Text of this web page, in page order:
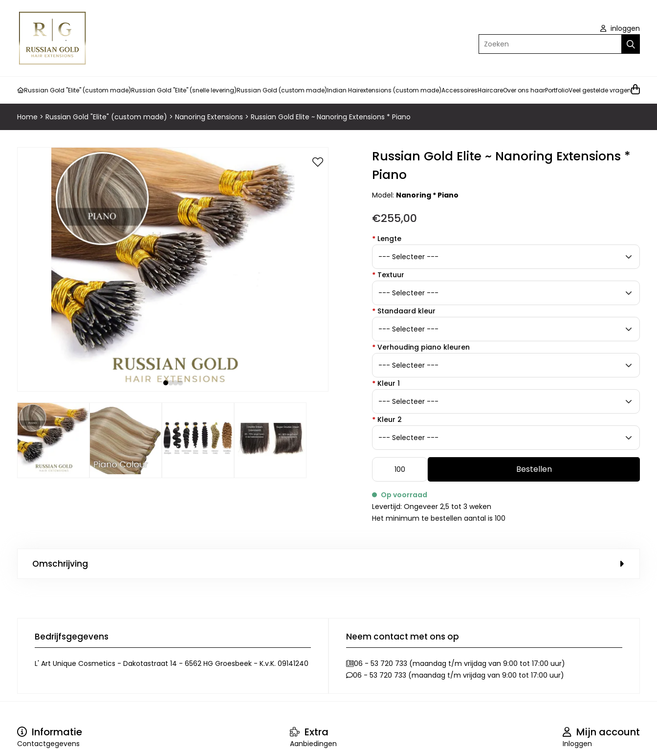
inloggen
Zoeken
Russian Gold "Elite" (custom made)Russian Gold "Elite" (snelle levering)Russian Gold (custom made)Indian Hairextensions (custom made)AccessoiresHaircareOver ons haarPortfolioVeel gestelde vragen
Home > Russian Gold "Elite" (custom made) > Nanoring Extensions > Russian Gold Elite ~ Nanoring Extensions * Piano
Russian Gold Elite ~ Nanoring Extensions *
Piano
Model: Nanoring * Piano
€255,00
* Lengte
* Textuur
* Standaard kleur
* Verhouding piano kleuren
* Kleur 1
* Kleur 2
Bestellen
Op voorraad
Levertijd: Ongeveer 2,5 tot 3 weken
Het minimum te bestellen aantal is 100
Omschrijving
Bedrijfsgegevens
L' Art Unique Cosmetics - Dakotastraat 14 - 6562 HG Groesbeek - K.v.K. 09141240
Neem contact met ons op
06 - 53 720 733 (maandag t/m vrijdag van 9:00 tot 17:00 uur)
06 - 53 720 733 (maandag t/m vrijdag van 9:00 tot 17:00 uur)
Informatie
Contactgegevens
Extra
Aanbiedingen
Mijn account
Inloggen